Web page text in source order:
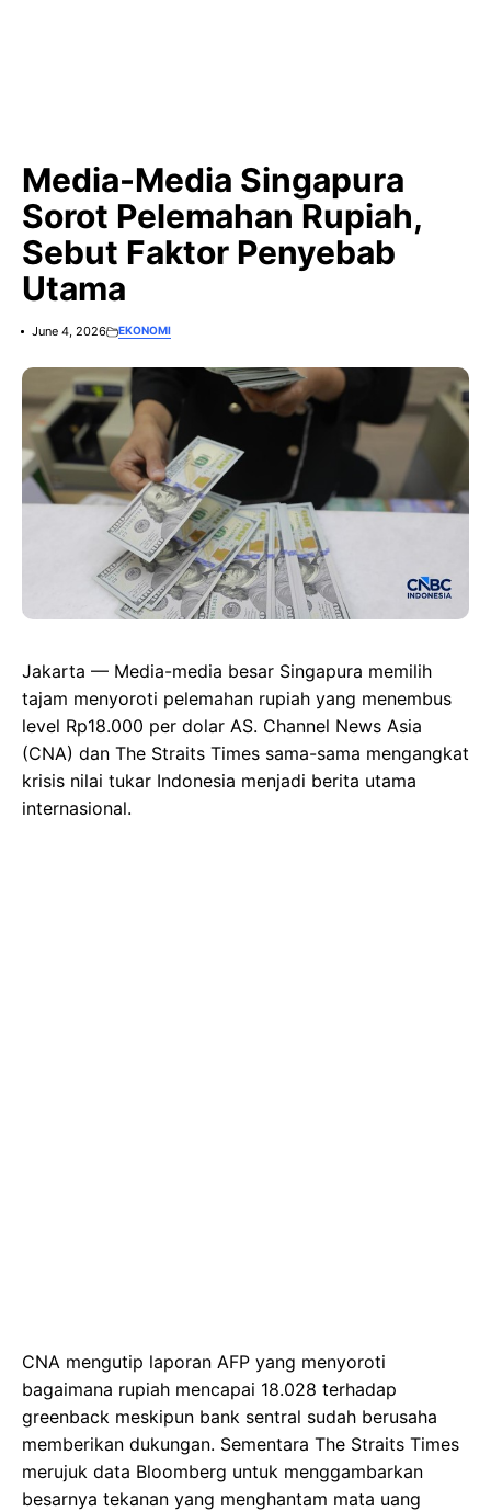
Media-Media Singapura
Sorot Pelemahan Rupiah,
Sebut Faktor Penyebab
Utama
June 4, 2026 EKONOMI
Jakarta — Media-media besar Singapura memilih
tajam menyoroti pelemahan rupiah yang menembus
level Rp18.000 per dolar AS. Channel News Asia
(CNA) dan The Straits Times sama-sama mengangkat
krisis nilai tukar Indonesia menjadi berita utama
internasional.
CNA mengutip laporan AFP yang menyoroti
bagaimana rupiah mencapai 18.028 terhadap
greenback meskipun bank sentral sudah berusaha
memberikan dukungan. Sementara The Straits Times
merujuk data Bloomberg untuk menggambarkan
besarnya tekanan yang menghantam mata uang